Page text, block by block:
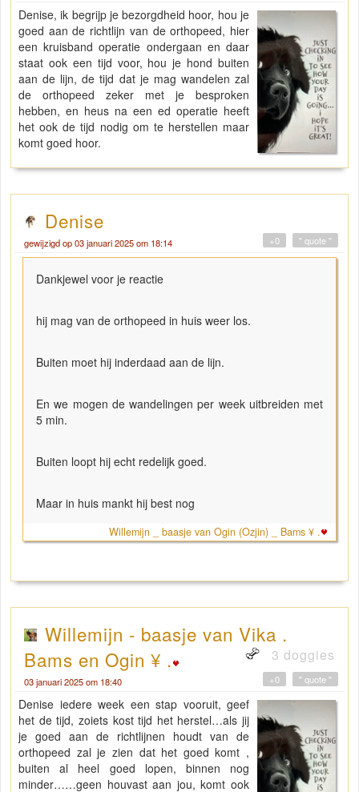
Denise, ik begrijp je bezorgdheid hoor, hou je
goed aan de richtlijn van de orthopeed, hier
een kruisband operatie ondergaan en daar
staat ook een tijd voor, hou je hond buiten
aan de lijn, de tijd dat je mag wandelen zal
de orthopeed zeker met je besproken
hebben, en heus na een ed operatie heeft
het ook de tijd nodig om te herstellen maar
komt goed hoor.
Denise
gewijzigd op 03 januari 2025 om 18:14 " quote "
+0
Dankjewel voor je reactie
hij mag van de orthopeed in huis weer los.
Buiten moet hij inderdaad aan de lijn.
En we mogen de wandelingen per week uitbreiden met
5 min.
Buiten loopt hij echt redelijk goed.
Maar in huis mankt hij best nog
Willemijn _ baasje van Ogin (Ozjin) _ Bams ¥ .
Willemijn - baasje van Vika .
Bams en Ogin ¥ .
3 doggies
03 januari 2025 om 18:40 " quote "
+0
Denise iedere week een stap vooruit, geef
het de tijd, zoiets kost tijd het herstel…als jij
je goed aan de richtlijnen houdt van de
orthopeed zal je zien dat het goed komt ,
buiten al heel goed lopen, binnen nog
minder……geen houvast aan jou, komt ook